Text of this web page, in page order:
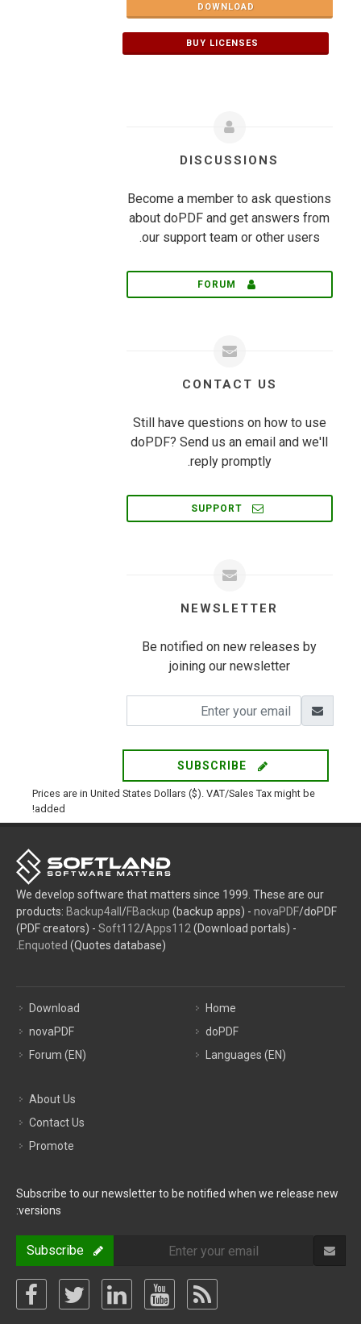
DISCUSSIONS
Become a member to ask questions
about doPDF and get answers from
our support team or other users.
CONTACT US
Still have questions on how to use
doPDF? Send us an email and we'll
reply promptly.
NEWSLETTER
Be notified on new releases by
joining our newsletter
Prices are in United States Dollars ($). VAT/Sales Tax might be
added!
We develop software that matters since 1999. These are our
products: Backup4all /FBackup (backup apps) - novaPDF/doPDF
(PDF creators) - Soft112/Apps112 (Download portals) -
Enquoted (Quotes database).
Home
doPDF
Languages (EN)
Download
novaPDF
Forum (EN)
About Us
Contact Us
Promote
Subscribe to our newsletter to be notified when we release new
versions: